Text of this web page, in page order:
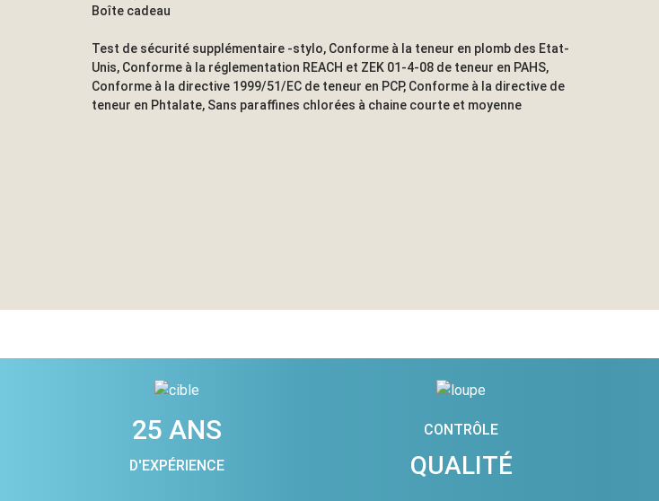
Boîte cadeau
Test de sécurité supplémentaire -stylo, Conforme à la teneur en plomb des Etat-
Unis, Conforme à la réglementation REACH et ZEK 01-4-08 de teneur en PAHS,
Conforme à la directive 1999/51/EC de teneur en PCP, Conforme à la directive de
teneur en Phtalate, Sans paraffines chlorées à chaine courte et moyenne
25 ANS
D'EXPÉRIENCE
CONTRÔLE
QUALITÉ